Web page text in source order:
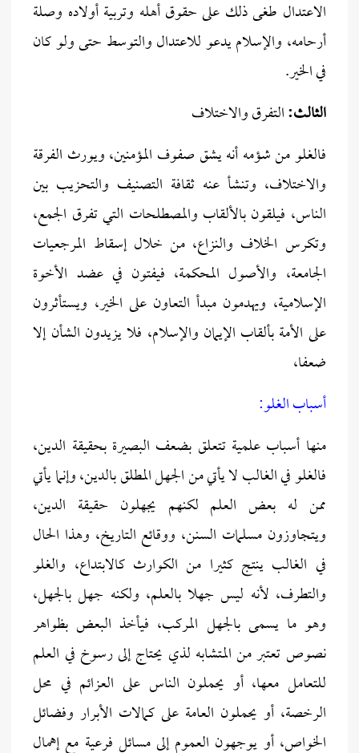
الاعتدال طغى ذلك على حقوق أهله وتربية أولاده وصلة
أرحامه، والإسلام يدعو للاعتدال والتوسط حتى ولو كان
في الخير.
الثالث:التفرق والاختلاف
فالغلو من شؤمه أنه يشق صفوف المؤمنين، ويورث الفرقة
والاختلاف، وتنشأ عنه ثقافة التصنيف والتحزيب بين
الناس، فيلقون بالألقاب والمصطلحات التي تفرق الجمع،
وتكرس الخلاف والنزاع، من خلال إسقاط المرجعيات
الجامعة، والأصول المحكمة، فيفتون في عضد الأخوة
الإسلامية، ويهدمون مبدأ التعاون على الخير، ويستأثرون
على الأمة بألقاب الإيمان والإسلام، فلا يزيدون الشأن إلا
ضعفا،
أسباب الغلو:
منها أسباب علمية تتعلق بضعف البصيرة بحقيقة الدين،
فالغلو في الغالب لا يأتي من الجهل المطلق بالدين، وإنما يأتي
ممن له بعض العلم لكنهم يجهلون حقيقة الدين،
ويتجاوزون مسلمات السنن، ووقائع التاريخ، وهذا الحال
في الغالب ينتج كثيرا من الكوارث كالابتداع، والغلو
والتطرف، لأنه ليس جهلا بالعلم، ولكنه جهل بالجهل،
وهو ما يسمى بالجهل المركب، فيأخذ البعض بظواهر
نصوص تعتبر من المتشابه لذي يحتاج إلى رسوخ في العلم
للتعامل معها، أو يحملون الناس على العزائم في محل
الرخصة، أو يحملون العامة على كمالات الأبرار وفضائل
الخواص، أو يوجهون العموم إلى مسائل فرعية مع إهمال